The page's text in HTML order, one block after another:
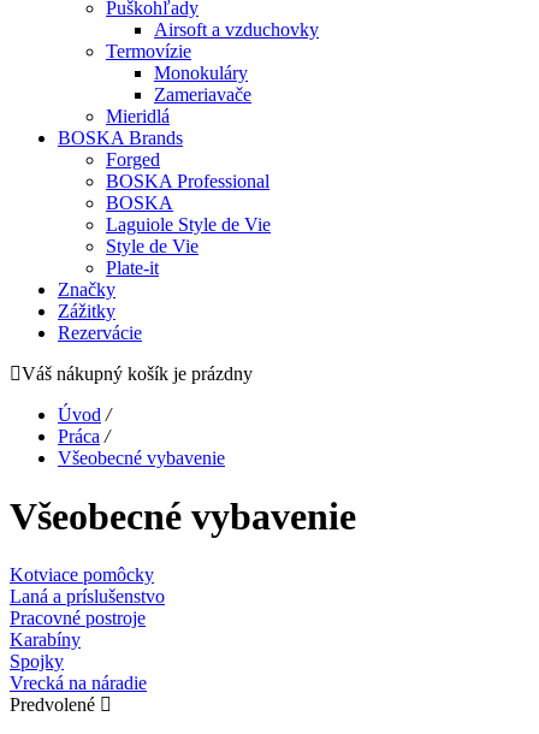
Puškohľady
Airsoft a vzduchovky
Termovízie
Monokuláry
Zameriavače
Mieridlá
BOSKA Brands
Forged
BOSKA Professional
BOSKA
Laguiole Style de Vie
Style de Vie
Plate-it
Značky
Zážitky
Rezervácie
Váš nákupný košík je prázdny
Úvod /
Práca /
Všeobecné vybavenie
Všeobecné vybavenie
Kotviace pomôcky
Laná a príslušenstvo
Pracovné postroje
Karabíny
Spojky
Vrecká na náradie
Predvolené